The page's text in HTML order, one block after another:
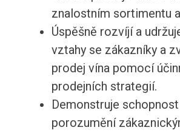
znalostním sortimentu
Úspěšně rozvíjí a
vztahy se zákazníky a
prodej vína pomocí
prodejních strategií.
Demonstruje schopnost
porozumění